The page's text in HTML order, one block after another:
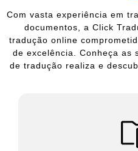
Com vasta experiência em
documentos, a Click
tradução online
de excelência. Conheça as
de tradução realiza e